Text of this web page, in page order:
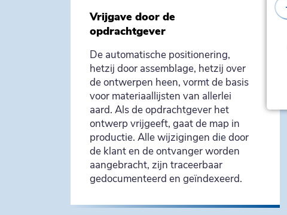
Vrijgave door de
opdrachtgever
De automatische positionering,
hetzij door assemblage, hetzij over
de ontwerpen heen, vormt de basis
voor materiaallijsten van allerlei
aard. Als de opdrachtgever het
ontwerp vrijgeeft, gaat de map in
productie. Alle wijzigingen die door
de klant en de ontvanger worden
aangebracht, zijn traceerbaar
gedocumenteerd en geïndexeerd.